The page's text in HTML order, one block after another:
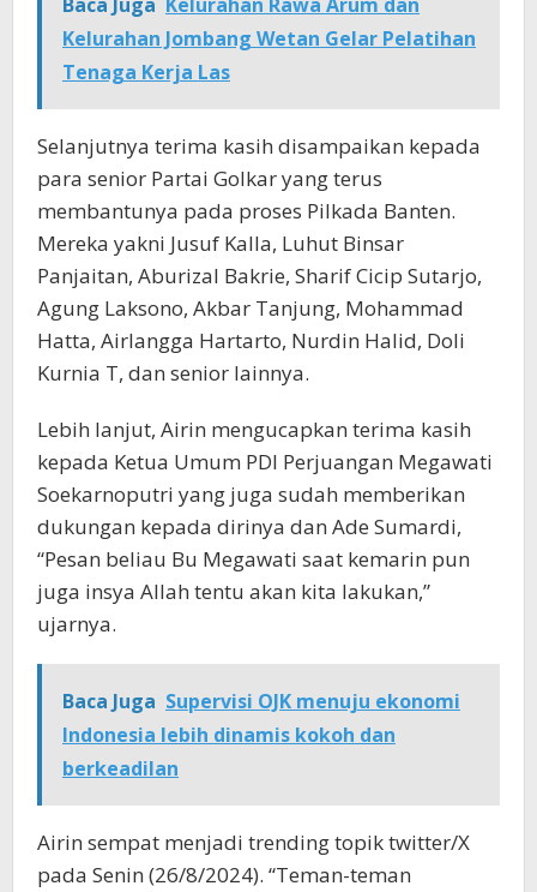
Kelurahan Jombang Wetan Gelar Pelatihan
Tenaga Kerja Las
Selanjutnya terima kasih disampaikan kepada
para senior Partai Golkar yang terus
membantunya pada proses Pilkada Banten.
Mereka yakni Jusuf Kalla, Luhut Binsar
Panjaitan, Aburizal Bakrie, Sharif Cicip Sutarjo,
Agung Laksono, Akbar Tanjung, Mohammad
Hatta, Airlangga Hartarto, Nurdin Halid, Doli
Kurnia T, dan senior lainnya.
Lebih lanjut, Airin mengucapkan terima kasih
kepada Ketua Umum PDI Perjuangan Megawati
Soekarnoputri yang juga sudah memberikan
dukungan kepada dirinya dan Ade Sumardi,
“Pesan beliau Bu Megawati saat kemarin pun
juga insya Allah tentu akan kita lakukan,”
ujarnya.
Baca Juga Supervisi OJK menuju ekonomi
Indonesia lebih dinamis kokoh dan
berkeadilan
Airin sempat menjadi trending topik twitter/X
pada Senin (26/8/2024). “Teman-teman